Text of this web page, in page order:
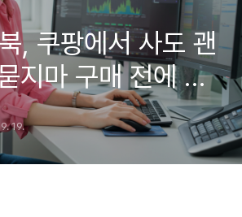
, 쿠팡에서 사도 괜
지마 구매 전에 꼭
지)
19.